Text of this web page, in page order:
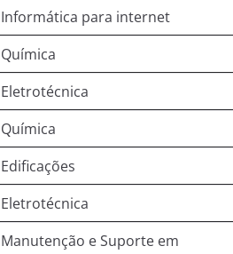
Informática para internet
Química
Eletrotécnica
Química
Edificações
Eletrotécnica
Manutenção e Suporte em